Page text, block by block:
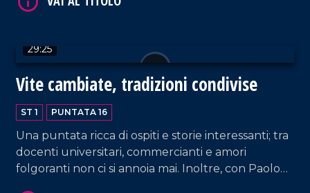
29:25
Vite cambiate, tradizioni condivise
ST 1 PUNTATA 16
Una puntata ricca di ospiti e storie interessanti; tra
docenti universitari, commercianti e amori
folgoranti non ci si annoia mai. Inoltre, con Paolo
VAI AL TITOLO